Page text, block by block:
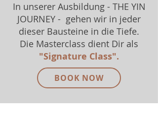
In unserer Ausbildung - THE YIN
JOURNEY - gehen wir in jeder
dieser Bausteine in die Tiefe.
Die Masterclass dient Dir als
"Signature Class".
BOOK NOW